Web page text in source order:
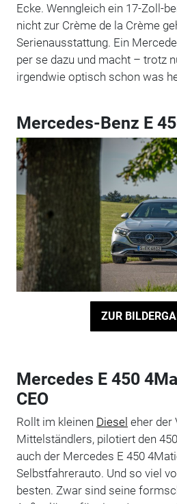
Ecke. Wenngleich ein 17-Zoll-
nicht zur Crème de la Crème
Serienausstattung. Ein
per se dazu und macht – trotz
irgendwie optisch schon was
Mercedes-Benz E
ZUR
Mercedes E 450
CEO
Rollt im kleinen Diesel eher der
Mittelständlers, pilotiert den
auch der Mercedes E 450
Selbstfahrerauto. Und so viel
besten. Zwar sind seine